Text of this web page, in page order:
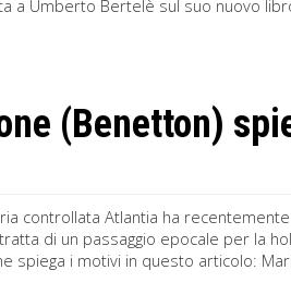
a Umberto Bertelè sul suo nuovo
(Benetton)
controllata Atlantia ha
di un passaggio epocale per la
spiega i motivi in questo articolo: